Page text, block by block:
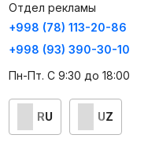
Отдел рекламы
+998 (78) 113-20-86
+998 (93) 390-30-10
Пн-Пт. С 9:30 до 18:00
RU UZ